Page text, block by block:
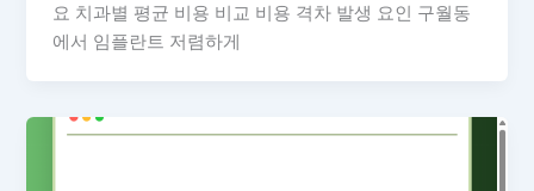
요 치과별 평균 비용 비교 비용 격차 발생 요인 구월동
에서 임플란트 저렴하게